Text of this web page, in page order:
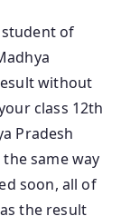
of
without
class 12th
Pradesh
same way
soon, all of
the result